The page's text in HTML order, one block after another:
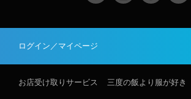
ログイン／マイページ
お店受け取りサービス 三度の飯より服が好き